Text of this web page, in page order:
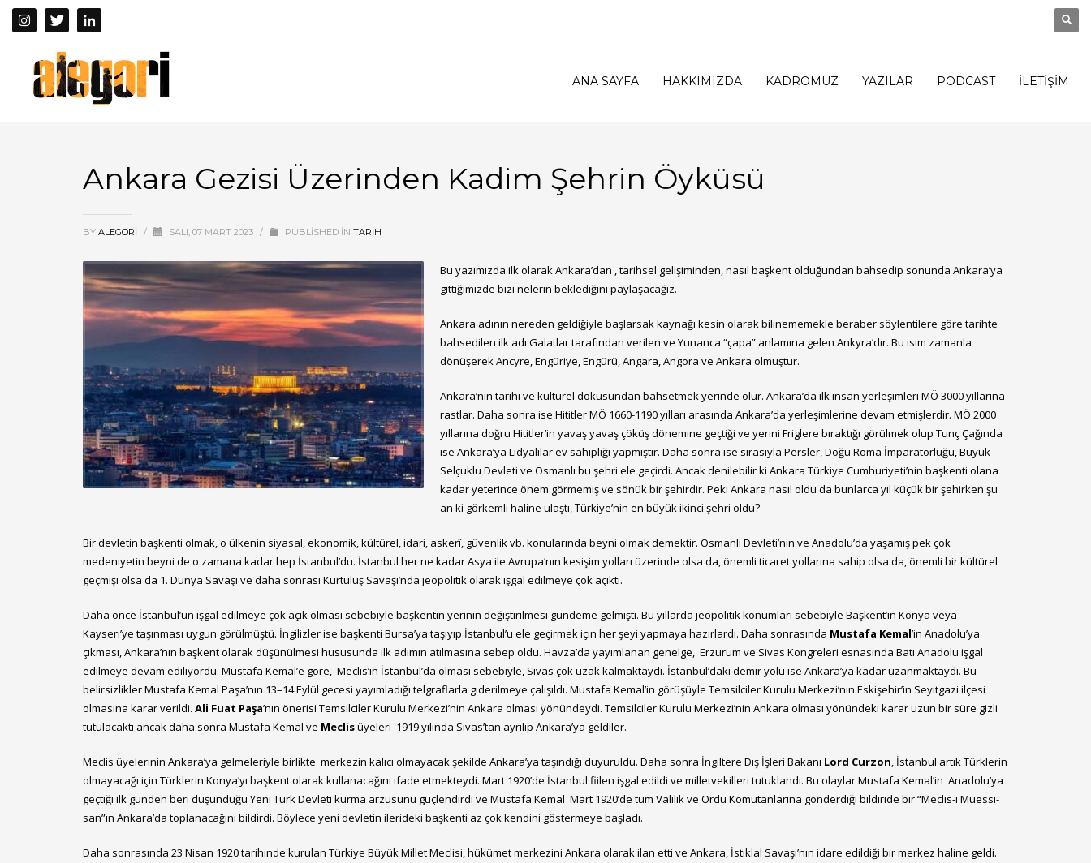
ANA SAYFA HAKKIMIZDA KADROMUZ YAZILAR PODCAST İLETİŞİM
Ankara Gezisi Üzerinden Kadim Şehrin Öyküsü
BY ALEGORI / SALI, 07 MART 2023 / PUBLISHED IN TARİH
Bu yazımızda ilk olarak Ankara’dan , tarihsel gelişiminden, nasıl başkent olduğundan bahsedip sonunda Ankara’ya
gittiğimizde bizi nelerin beklediğini paylaşacağız.
Ankara adının nereden geldiğiyle başlarsak kaynağı kesin olarak bilinememekle beraber söylentilere göre tarihte
bahsedilen ilk adı Galatlar tarafından verilen ve Yunanca “çapa” anlamına gelen Ankyra’dır. Bu isim zamanla
dönüşerek Ancyre, Engüriye, Engürü, Angara, Angora ve Ankara olmuştur.
Ankara’nın tarihi ve kültürel dokusundan bahsetmek yerinde olur. Ankara’da ilk insan yerleşimleri MÖ 3000 yıllarına
rastlar. Daha sonra ise Hititler MÖ 1660-1190 yılları arasında Ankara’da yerleşimlerine devam etmişlerdir. MÖ 2000
yıllarına doğru Hititler’in yavaş yavaş çöküş dönemine geçtiği ve yerini Friglere bıraktığı görülmek olup Tunç Çağında
ise Ankara’ya Lidyalılar ev sahipliği yapmıştır. Daha sonra ise sırasıyla Persler, Doğu Roma İmparatorluğu, Büyük
Selçuklu Devleti ve Osmanlı bu şehri ele geçirdi. Ancak denilebilir ki Ankara Türkiye Cumhuriyeti’nin başkenti olana
kadar yeterince önem görmemiş ve sönük bir şehirdir. Peki Ankara nasıl oldu da bunlarca yıl küçük bir şehirken şu
an ki görkemli haline ulaştı, Türkiye’nin en büyük ikinci şehri oldu?
Bir devletin başkenti olmak, o ülkenin siyasal, ekonomik, kültürel, idari, askerî, güvenlik vb. konularında beyni olmak demektir. Osmanlı Devleti’nin ve Anadolu’da yaşamış pek çok
medeniyetin beyni de o zamana kadar hep İstanbul’du. İstanbul her ne kadar Asya ile Avrupa’nın kesişim yolları üzerinde olsa da, önemli ticaret yollarına sahip olsa da, önemli bir kültürel
geçmişi olsa da 1. Dünya Savaşı ve daha sonrası Kurtuluş Savaşı’nda jeopolitik olarak işgal edilmeye çok açıktı.
Daha önce İstanbul’un işgal edilmeye çok açık olması sebebiyle başkentin yerinin değiştirilmesi gündeme gelmişti. Bu yıllarda jeopolitik konumları sebebiyle Başkent’in Konya veya
Kayseri’ye taşınması uygun görülmüştü. İngilizler ise başkenti Bursa’ya taşıyıp İstanbul’u ele geçirmek için her şeyi yapmaya hazırlardı. Daha sonrasında Mustafa Kemal’in Anadolu’ya
çıkması, Ankara’nın başkent olarak düşünülmesi hususunda ilk adımın atılmasına sebep oldu. Havza’da yayımlanan genelge, Erzurum ve Sivas Kongreleri esnasında Batı Anadolu işgal
edilmeye devam ediliyordu. Mustafa Kemal’e göre, Meclis’in İstanbul’da olması sebebiyle, Sivas çok uzak kalmaktaydı. İstanbul’daki demir yolu ise Ankara’ya kadar uzanmaktaydı. Bu
belirsizlikler Mustafa Kemal Paşa’nın 13–14 Eylül gecesi yayımladığı telgraflarla giderilmeye çalışıldı. Mustafa Kemal’in görüşüyle Temsilciler Kurulu Merkezi’nin Eskişehir’in Seyitgazi ilçesi
olmasına karar verildi. Ali Fuat Paşa’nın önerisi Temsilciler Kurulu Merkezi’nin Ankara olması yönündeydi. Temsilciler Kurulu Merkezi’nin Ankara olması yönündeki karar uzun bir süre gizli
tutulacaktı ancak daha sonra Mustafa Kemal ve Meclisüyeleri 1919 yılında Sivas’tan ayrılıp Ankara’ya geldiler.
Meclis üyelerinin Ankara’ya gelmeleriyle birlikte merkezin kalıcı olmayacak şekilde Ankara’ya taşındığı duyuruldu. Daha sonra İngiltere Dış İşleri Bakanı Lord Curzon, İstanbul artık Türklerin
olmayacağı için Türklerin Konya’yı başkent olarak kullanacağını ifade etmekteydi. Mart 1920’de İstanbul fiilen işgal edildi ve milletvekilleri tutuklandı. Bu olaylar Mustafa Kemal’in Anadolu’ya
geçtiği ilk günden beri düşündüğü Yeni Türk Devleti kurma arzusunu güçlendirdi ve Mustafa Kemal Mart 1920’de tüm Valilik ve Ordu Komutanlarına gönderdiği bildiride bir “Meclis-i Müessi­
san”ın Ankara’da toplanacağını bildirdi. Böylece yeni devletin ilerideki başkenti az çok kendini göstermeye başladı.
Daha sonrasında 23 Nisan 1920 tarihinde kurulan Türkiye Büyük Millet Meclisi, hükümet merkezini Ankara olarak ilan etti ve Ankara, İstiklal Savaşı’nın idare edildiği bir merkez haline geldi.